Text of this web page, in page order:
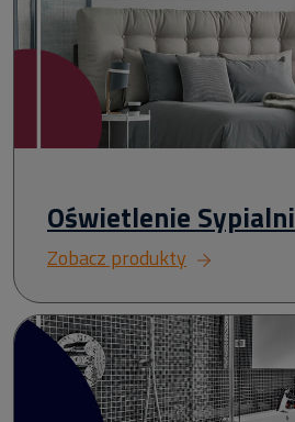
Oświetlenie Sypialni
Zobacz produkty